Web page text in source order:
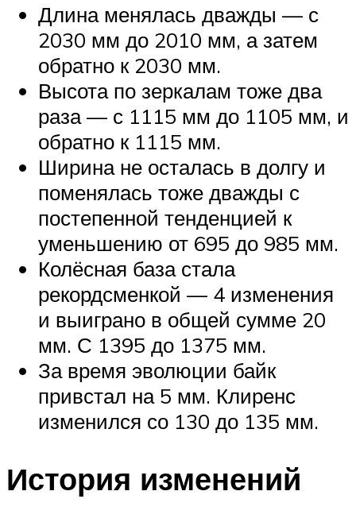
Длина менялась дважды — с
2030 мм до 2010 мм, а затем
обратно к 2030 мм.
Высота по зеркалам тоже два
раза — с 1115 мм до 1105 мм, и
обратно к 1115 мм.
Ширина не осталась в долгу и
поменялась тоже дважды с
постепенной тенденцией к
уменьшению от 695 до 985 мм.
Колёсная база стала
рекордсменкой — 4 изменения
и выиграно в общей сумме 20
мм. С 1395 до 1375 мм.
За время эволюции байк
привстал на 5 мм. Клиренс
изменился со 130 до 135 мм.
История изменений